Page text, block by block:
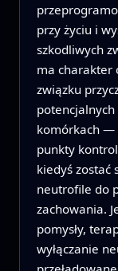
przy życiu i
szkodliwych
ma charakter
związku
potencjalnych
komórkach —
punkty
kiedyś zostać
neutrofile do
zachowania.
pomysły,
wyłączanie